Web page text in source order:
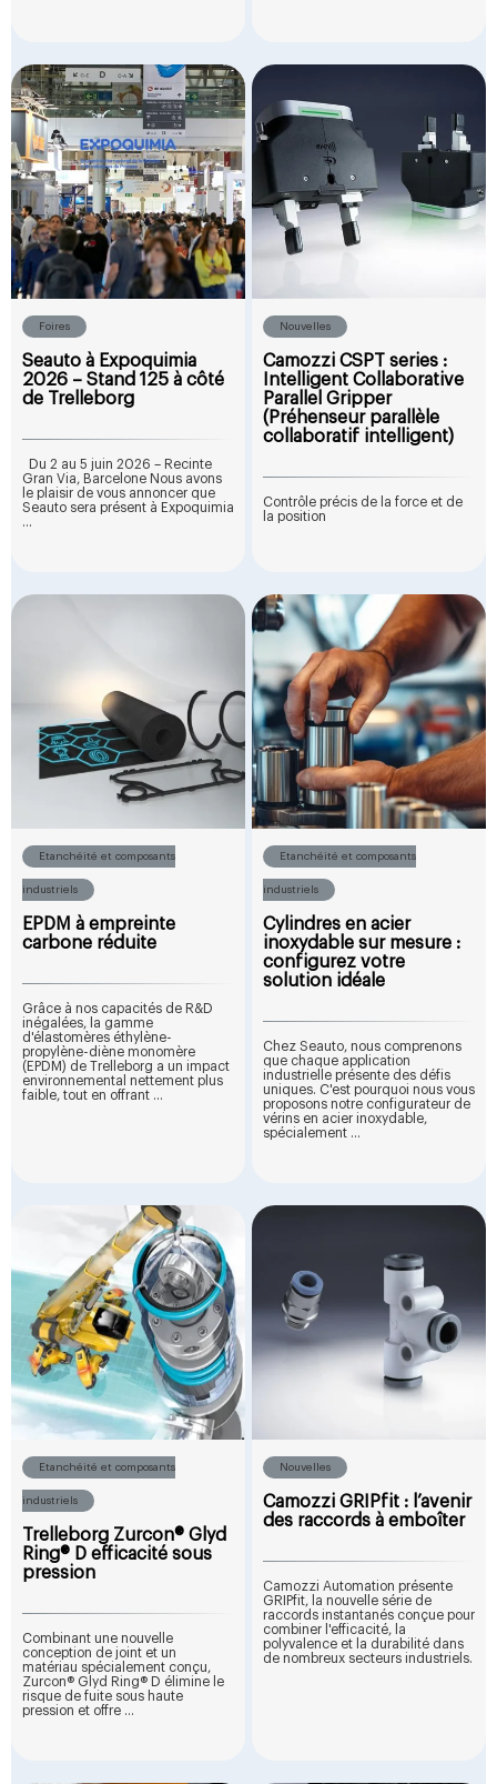
Foires
Seauto à Expoquimia
2026 – Stand 125 à côté
de Trelleborg
Du 2 au 5 juin 2026 – Recinte
Gran Via, Barcelone Nous avons
le plaisir de vous annoncer que
Seauto sera présent à Expoquimia
...
Nouvelles
Camozzi CSPT series :
Intelligent Collaborative
Parallel Gripper
(Préhenseur parallèle
collaboratif intelligent)
Contrôle précis de la force et de
la position
Etanchéité et composants
industriels
EPDM à empreinte
carbone réduite
Grâce à nos capacités de R&D
inégalées, la gamme
d'élastomères éthylène-
propylène-diène monomère
(EPDM) de Trelleborg a un impact
environnemental nettement plus
faible, tout en offrant ...
Etanchéité et composants
industriels
Cylindres en acier
inoxydable sur mesure :
configurez votre
solution idéale
Chez Seauto, nous comprenons
que chaque application
industrielle présente des défis
uniques. C'est pourquoi nous vous
proposons notre configurateur de
vérins en acier inoxydable,
spécialement ...
Etanchéité et composants
industriels
Trelleborg Zurcon® Glyd
Ring® D efficacité sous
pression
Combinant une nouvelle
conception de joint et un
matériau spécialement conçu,
Zurcon® Glyd Ring® D élimine le
risque de fuite sous haute
pression et offre ...
Nouvelles
Camozzi GRIPfit : l’avenir
des raccords à emboîter
Camozzi Automation présente
GRIPfit, la nouvelle série de
raccords instantanés conçue pour
combiner l'efficacité, la
polyvalence et la durabilité dans
de nombreux secteurs industriels.